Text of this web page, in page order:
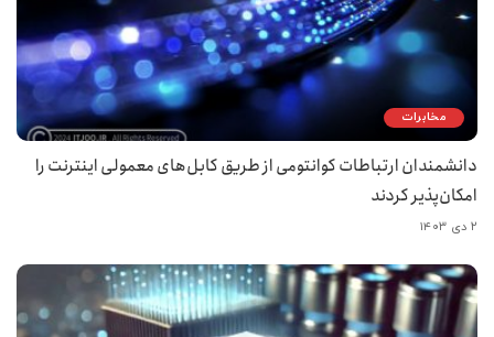
مخابرات
دانشمندان ارتباطات کوانتومی از طریق کابل‌های معمولی اینترنت را
امکان‌پذیر کردند
۲ دی ۱۴۰۳